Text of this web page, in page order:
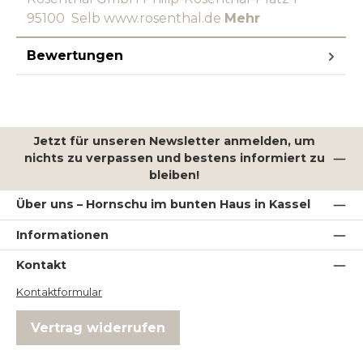
95100 Selb www.rosenthal.de Mehr
Bewertungen
Jetzt für unseren Newsletter anmelden, um
nichts zu verpassen und bestens informiert zu
bleiben!
Über uns – Hornschu im bunten Haus in Kassel
Informationen
Kontakt
Kontaktformular
Vertrag widerrufen